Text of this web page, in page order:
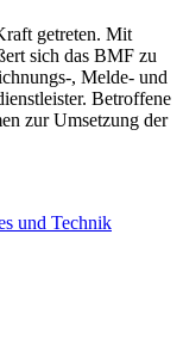
getreten. Mit
sich das BMF zu
, Melde- und
Betroffene
zur Umsetzung der
und Technik